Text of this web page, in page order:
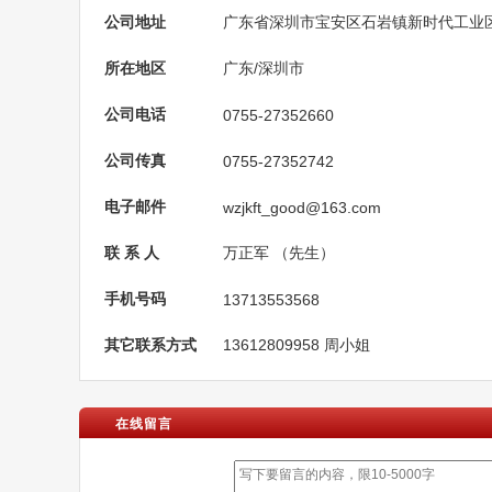
公司地址 广东省深圳市宝安区石岩镇新时代工
所在地区 广东/深圳市
公司电话 0755-27352660
公司传真 0755-27352742
电子邮件 wzjkft_good@163.com
联 系 人 万正军 （先生）
手机号码 13713553568
其它联系方式 13612809958 周小姐
在线留言